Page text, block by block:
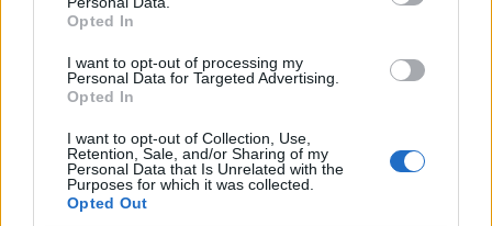
Opted In
I want to opt-out of processing my
Personal Data for Targeted Advertising.
Opted In
I want to opt-out of Collection, Use,
Retention, Sale, and/or Sharing of my
Personal Data that Is Unrelated with the
Purposes for which it was collected.
Opted Out
Una risposta sembra essersela data
dirigenti si dicono “lontanissimi da quei
movimenti protestatari, i cui effetti devastanti
governo del Paese”. Ma, a parlare, è un partito
ormai di centro, se non di centrosinistra: per il
tutto ciò che non è draghiano è orribile